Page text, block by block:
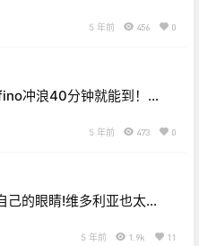
5 年前 456 0
冲浪40分钟就能到！这
5 年前 473 0
己的眼睛!维多利亚也太多
5 年前 1.9k 11